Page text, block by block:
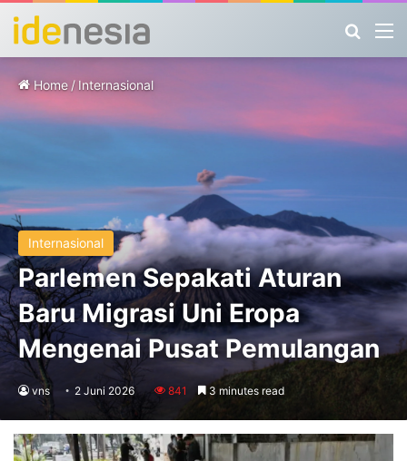
Home / Internasional
Internasional
Parlemen Sepakati Aturan
Baru Migrasi Uni Eropa
Mengenai Pusat Pemulangan
vns 2 Juni 2026 841 3 minutes read